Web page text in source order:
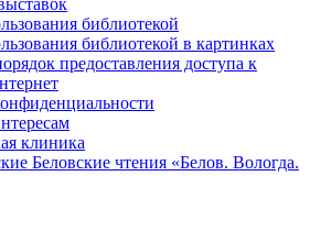
библиотекой
библиотекой в картинках
предоставления доступа к
клиника
Беловские чтения «Белов. Вологда.